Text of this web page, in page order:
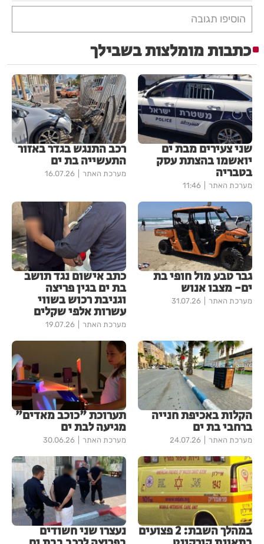
הוסיפו תגובה
כתבות מומלצות בשבילך
שני צעירים מבת ים
יואשמו בהצתת עסק
בטבריה
מערכת האתר 11:46
רכב התנגש בגדר באזור
התעשייה בת ים
מערכת האתר 16.07.26
גבר טבע מול חופי בת
ים- מצבו אנוש
מערכת האתר 31.07.26
כתב אישום נגד תושב
בת ים בגין פריצה
וגניבת רכוש בשווי
עשרות אלפי שקלים
מערכת האתר 19.07.26
הקלות באכיפת חנייה
ברחבי בת ים
מערכת האתר 24.07.26
תערוכת "כוכב מאדים"
מגיעה לבת ים
מערכת האתר 30.06.26
במהלך השבת: 2 פצועים נעצרו שני חשודים